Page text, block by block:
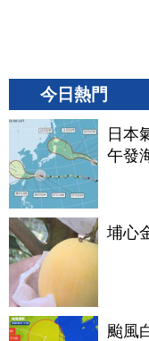
今日熱門
日本
午發
埔心
颱風